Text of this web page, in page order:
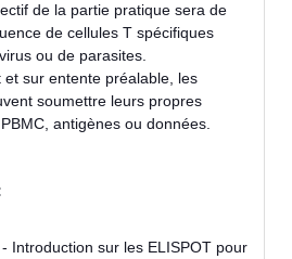
de la partie pratique sera de
de cellules T spécifiques
ou de parasites.
et sur entente préalable, les
soumettre leurs propres
antigènes ou données.
Introduction sur les ELISPOT pour